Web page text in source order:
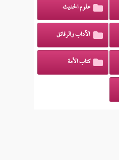
علوم الحديث
الآداب والرقائق
كتاب الأمة